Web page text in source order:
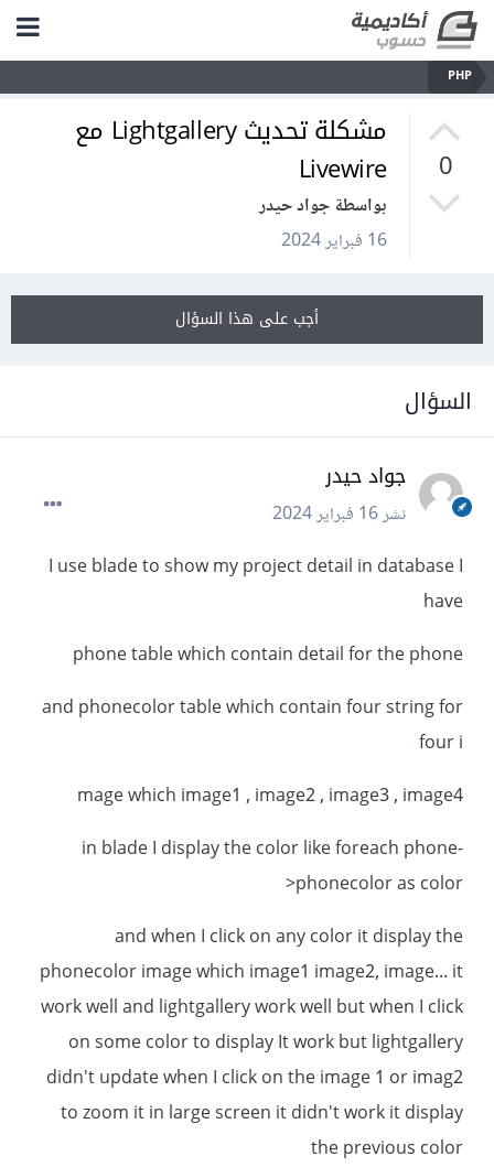
PHP
0
مشكلة تحديث Lightgallery مع
Livewire
بواسطة جواد حيدر
16 فبراير 2024
أجب على هذا السؤال
السؤال
جواد حيدر
نشر16 فبراير 2024
I use blade to show my project detail in database I
have
phone table which contain detail for the phone
and phonecolor table which contain four string for
four i
mage which image1 , image2 , image3 , image4
in blade I display the color like foreach phone-
>phonecolor as color
and when I click on any color it display the
phonecolor image which image1 image2, image... it
work well and lightgallery work well but when I click
on some color to display It work but lightgallery
didn't update when I click on the image 1 or imag2
to zoom it in large screen it didn't work it display
the previous color